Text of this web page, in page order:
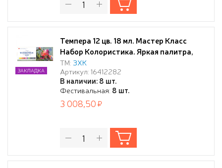
Темпера 12 цв. 18 мл. Мастер Класс
Набор Колористика. Яркая палитра,
картон,
ТМ: ЗХК
Артикул: 16412282
В наличии: 8 шт.
Фестивальная: 8 шт.
ЗАКЛАДКА
3 008,50